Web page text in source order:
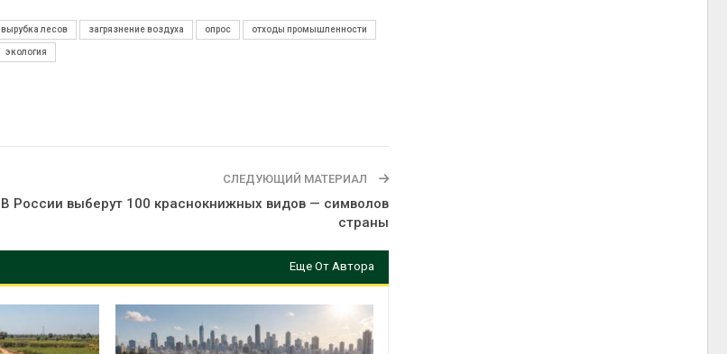
вырубка лесов загрязнение воздуха опрос отходы промышленности
экология
СЛЕДУЮЩИЙ МАТЕРИАЛ
В России выберут 100 краснокнижных видов — символов
страны
Еще От Автора